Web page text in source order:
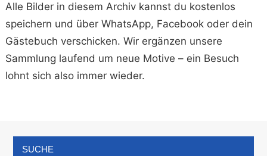
Alle Bilder in diesem Archiv kannst du kostenlos
speichern und über WhatsApp, Facebook oder dein
Gästebuch verschicken. Wir ergänzen unsere
Sammlung laufend um neue Motive – ein Besuch
lohnt sich also immer wieder.
SUCHE